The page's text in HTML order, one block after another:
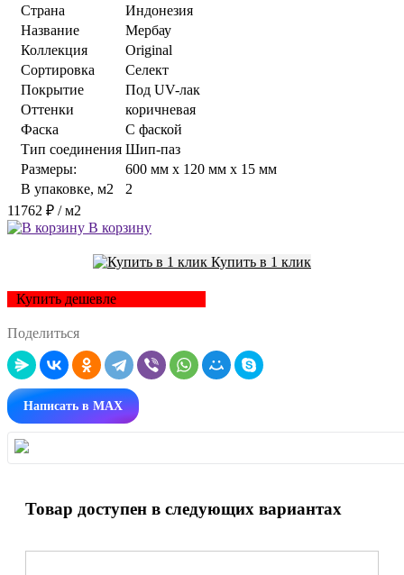
Страна
Индонезия
Название
Мербау
Коллекция
Original
Сортировка
Селект
Покрытие
Под UV-лак
Оттенки
коричневая
Фаска
С фаской
Тип соединения Шип-паз
Размеры:
600 мм x 120 мм x 15 мм
В упаковке, м2
2
11762 ₽ / м2
В корзину
Купить в 1 клик
Купить дешевле
Поделиться
Написать в MAX
Товар доступен в следующих вариантах